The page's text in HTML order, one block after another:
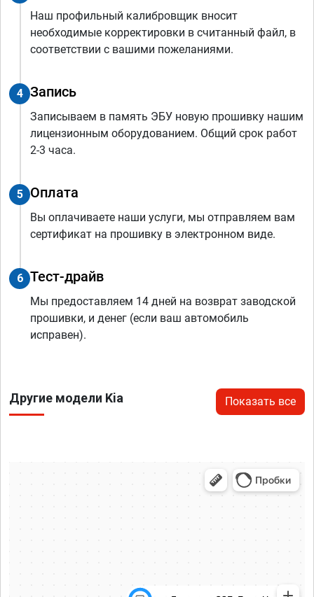
Наш профильный калибровщик вносит
необходимые корректировки в считанный файл, в
соответствии с вашими пожеланиями.
4 Запись
Записываем в память ЭБУ новую прошивку нашим
лицензионным оборудованием. Общий срок работ
2-3 часа.
5 Оплата
Вы оплачиваете наши услуги, мы отправляем вам
сертификат на прошивку в электронном виде.
6 Тест-драйв
Мы предоставляем 14 дней на возврат заводской
прошивки, и денег (если ваш автомобиль
исправен).
Другие модели Kia Показать все